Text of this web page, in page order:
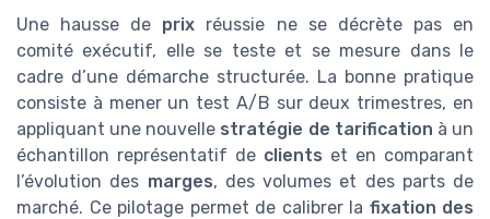
Une hausse de prix réussie ne se décrète pas en
comité exécutif, elle se teste et se mesure dans le
cadre d’une démarche structurée. La bonne pratique
consiste à mener un test A/B sur deux trimestres, en
appliquant une nouvelle stratégie de tarification à un
échantillon représentatif de clients et en comparant
l’évolution des marges, des volumes et des parts de
marché. Ce pilotage permet de calibrer la fixation des